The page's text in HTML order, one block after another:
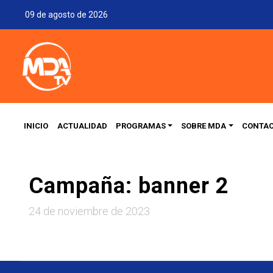
09 de agosto de 2026
INICIO ACTUALIDAD PROGRAMAS SOBRE MDA
Campaña: banner 2
24 de noviembre de 2023